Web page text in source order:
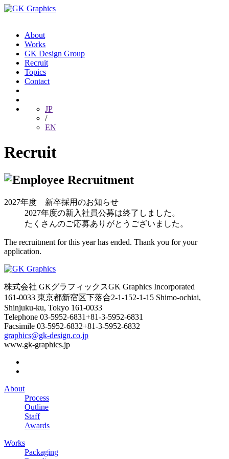
About
Works
GK Design Group
Recruit
Topics
Contact
JP
/
EN
Recruit
2027年度 新卒採用のお知らせ
2027年度の新入社員公募は終了しました。
たくさんのご応募ありがとうございました。
The recruitment for this year has ended. Thank you for your
application.
株式会社 GKグラフィックスGK Graphics Incorporated
161-0033 東京都新宿区下落合2-1-152-1-15 Shimo-ochiai,
Shinjuku-ku, Tokyo 161-0033
Telephone 03-5952-6831+81-3-5952-6831
Facsimile 03-5952-6832+81-3-5952-6832
graphics@gk-design.co.jp
www.gk-graphics.jp
About
Process
Outline
Staff
Awards
Works
Packaging